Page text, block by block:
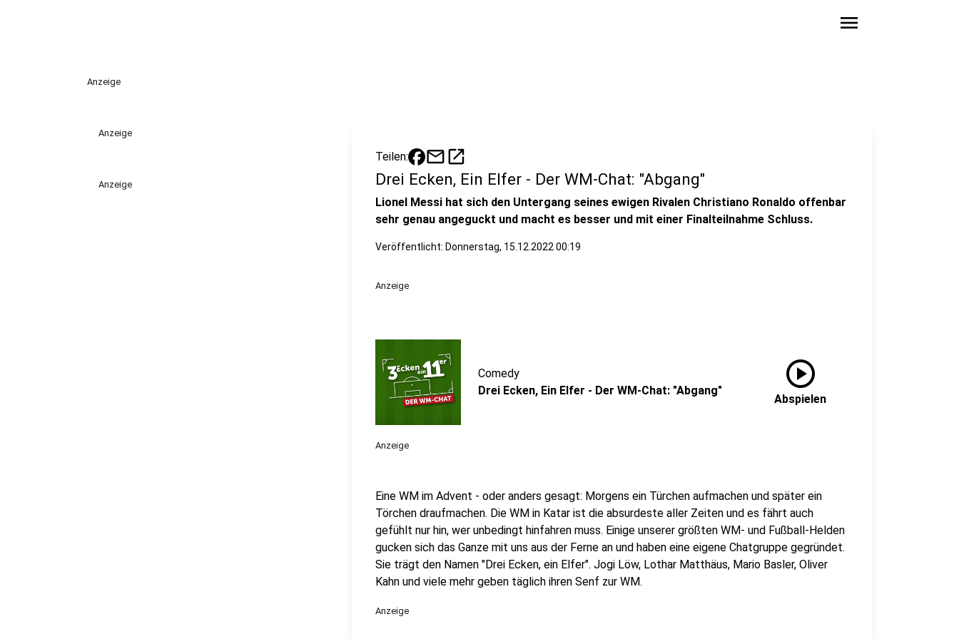
menu
Anzeige
Anzeige
Anzeige
Teilen: mailopen_in_new
Drei Ecken, Ein Elfer - Der WM-Chat: "Abgang"
Lionel Messi hat sich den Untergang seines ewigen Rivalen Christiano Ronaldo offenbar
sehr genau angeguckt und macht es besser und mit einer Finalteilnahme Schluss.
Veröffentlicht: Donnerstag, 15.12.2022 00:19
Anzeige
Comedy
Drei Ecken, Ein Elfer - Der WM-Chat: "Abgang"
play_circle
Abspielen
Anzeige
Eine WM im Advent - oder anders gesagt: Morgens ein Türchen aufmachen und später ein
Törchen draufmachen. Die WM in Katar ist die absurdeste aller Zeiten und es fährt auch
gefühlt nur hin, wer unbedingt hinfahren muss. Einige unserer größten WM- und Fußball-Helden
gucken sich das Ganze mit uns aus der Ferne an und haben eine eigene Chatgruppe gegründet.
Sie trägt den Namen "Drei Ecken, ein Elfer". Jogi Löw, Lothar Matthäus, Mario Basler, Oliver
Kahn und viele mehr geben täglich ihren Senf zur WM.
Anzeige